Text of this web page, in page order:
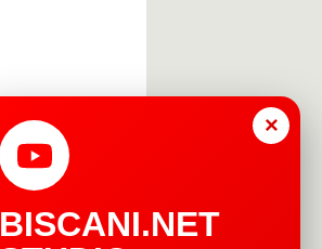
×
BISCANI.NET